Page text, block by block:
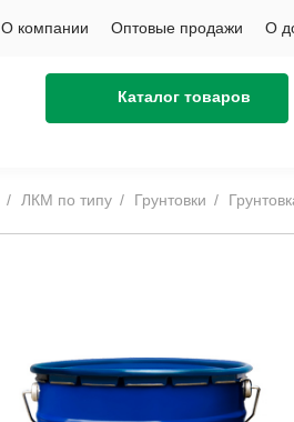
Каталог товаров
О компании Оптовые продажи О
ЛКМ по типу Грунтовки